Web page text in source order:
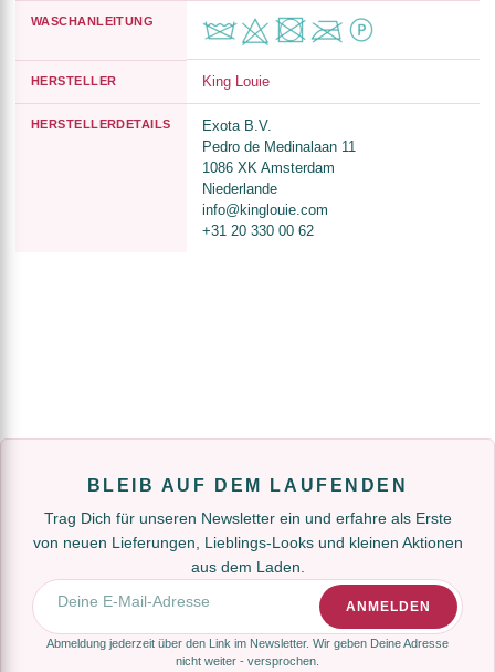
WASCHANLEITUNG
HERSTELLER King Louie
HERSTELLERDETAILS
Exota B.V.
Pedro de Medinalaan 11
1086 XK Amsterdam
Niederlande
info@kinglouie.com
+31 20 330 00 62
BLEIB AUF DEM LAUFENDEN
Trag Dich für unseren Newsletter ein und erfahre als Erste
von neuen Lieferungen, Lieblings-Looks und kleinen Aktionen
aus dem Laden.
E-Mail-Adresse
ANMELDEN
Abmeldung jederzeit über den Link im Newsletter. Wir geben Deine Adresse
nicht weiter - versprochen.